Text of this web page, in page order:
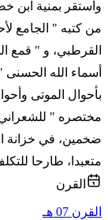
واستقر بمنية ابن
من كتبه " الجامع
القرطبي، و " قمع
أسماء الله
بأحوال الموتى
مختصره "
متعبدا، طارحا
القرن
القرن 07 هـ